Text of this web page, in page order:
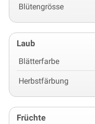
Blütengrösse
Laub
Blätterfarbe
Herbstfärbung
Früchte